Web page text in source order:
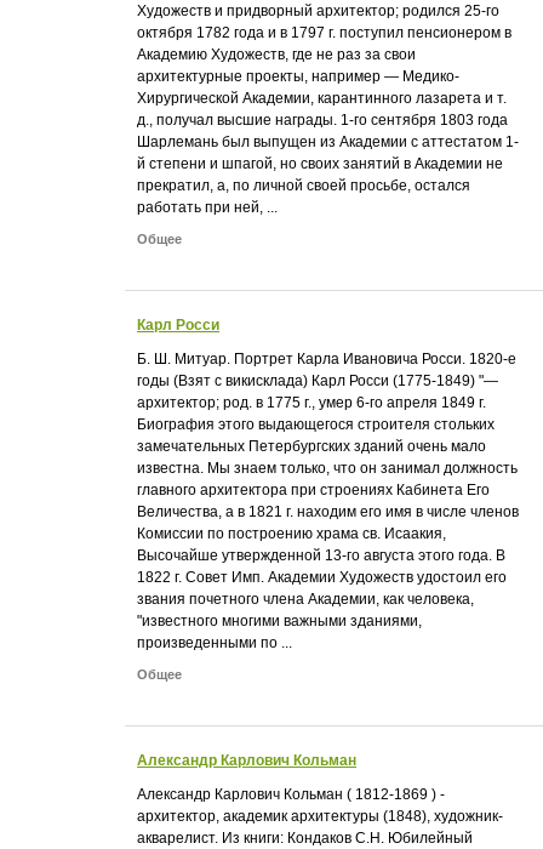
Художеств и придворный архитектор; родился 25-го
октября 1782 года и в 1797 г. поступил пенсионером в
Академию Художеств, где не раз за свои
архитектурные проекты, например — Медико-
Хирургической Академии, карантинного лазарета и т.
д., получал высшие награды. 1-го сентября 1803 года
Шарлемань был выпущен из Академии с аттестатом 1-
й степени и шпагой, но своих занятий в Академии не
прекратил, а, по личной своей просьбе, остался
работать при ней, ...
Общее
Карл Росси
Б. Ш. Митуар. Портрет Карла Ивановича Росси. 1820-е
годы (Взят с викисклада) Карл Росси (1775-1849) "—
архитектор; род. в 1775 г., умер 6-го апреля 1849 г.
Биография этого выдающегося строителя стольких
замечательных Петербургских зданий очень мало
известна. Мы знаем только, что он занимал должность
главного архитектора при строениях Кабинета Его
Величества, а в 1821 г. находим его имя в числе членов
Комиссии по построению храма св. Исаакия,
Высочайше утвержденной 13-го августа этого года. В
1822 г. Совет Имп. Академии Художеств удостоил его
звания почетного члена Академии, как человека,
"известного многими важными зданиями,
произведенными по ...
Общее
Александр Карлович Кольман
Александр Карлович Кольман ( 1812-1869 ) -
архитектор, академик архитектуры (1848), художник-
акварелист. Из книги: Кондаков С.Н. Юбилейный